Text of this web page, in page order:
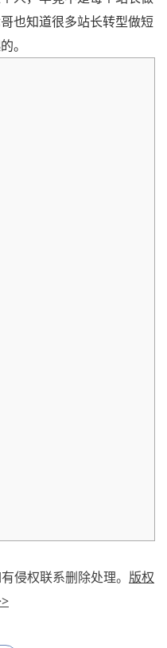
也知道很多站长转型做短
。
侵权联系删除处理。 版权